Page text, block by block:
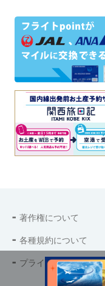
著作権について
各種規約について
プライバシーポリシー